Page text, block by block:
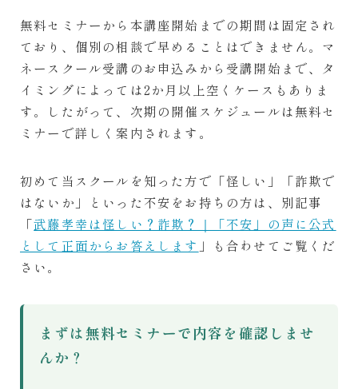
無料セミナーから本講座開始までの期間は固定され
ており、個別の相談で早めることはできません。マ
ネースクール受講のお申込みから受講開始まで、タ
イミングによっては2か月以上空くケースもありま
す。したがって、次期の開催スケジュールは無料セ
ミナーで詳しく案内されます。
初めて当スクールを知った方で「怪しい」「詐欺で
はないか」といった不安をお持ちの方は、別記事
「武藤孝幸は怪しい？詐欺？｜「不安」の声に公式
として正面からお答えします 」も合わせてご覧くだ
さい。
まずは無料セミナーで内容を確認しませ
んか？